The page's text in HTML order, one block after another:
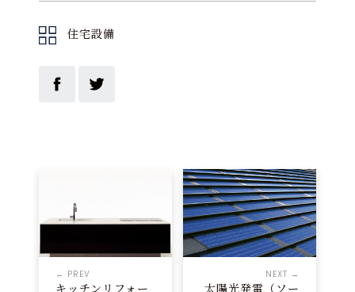
住宅設備
← PREV
キッチンリフォー
NEXT →
太陽光発電（ソー